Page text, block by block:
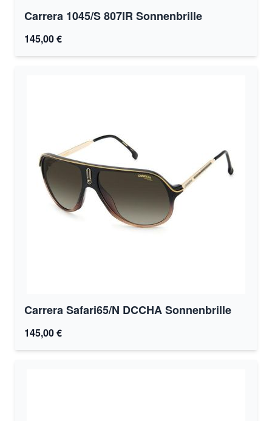
Carrera 1045/S 807IR Sonnenbrille
145,00 €
Carrera Safari65/N DCCHA Sonnenbrille
145,00 €